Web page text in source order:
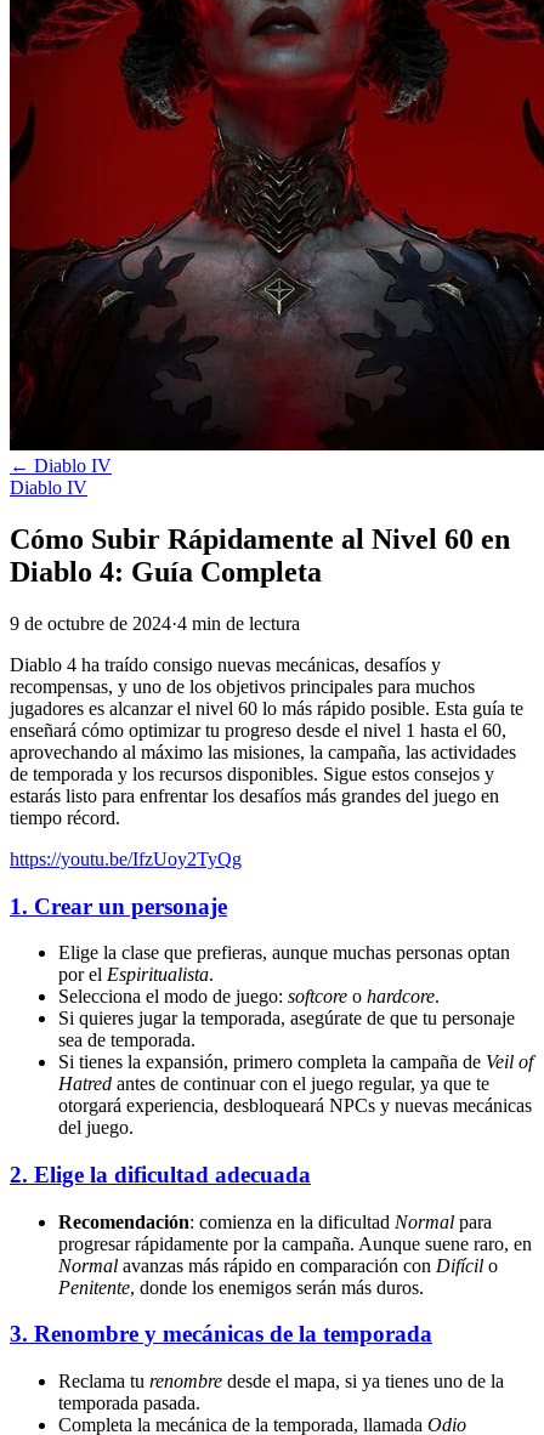
← Diablo IV
Diablo IV
Cómo Subir Rápidamente al Nivel 60 en
Diablo 4: Guía Completa
9 de octubre de 2024·4 min de lectura
Diablo 4 ha traído consigo nuevas mecánicas, desafíos y
recompensas, y uno de los objetivos principales para muchos
jugadores es alcanzar el nivel 60 lo más rápido posible. Esta guía te
enseñará cómo optimizar tu progreso desde el nivel 1 hasta el 60,
aprovechando al máximo las misiones, la campaña, las actividades
de temporada y los recursos disponibles. Sigue estos consejos y
estarás listo para enfrentar los desafíos más grandes del juego en
tiempo récord.
https://youtu.be/IfzUoy2TyQg
1. Crear un personaje
Elige la clase que prefieras, aunque muchas personas optan
por el Espiritualista.
Selecciona el modo de juego: softcore o hardcore.
Si quieres jugar la temporada, asegúrate de que tu personaje
sea de temporada.
Si tienes la expansión, primero completa la campaña de Veil of
Hatred antes de continuar con el juego regular, ya que te
otorgará experiencia, desbloqueará NPCs y nuevas mecánicas
del juego.
2. Elige la dificultad adecuada
Recomendación: comienza en la dificultad Normal para
progresar rápidamente por la campaña. Aunque suene raro, en
Normal avanzas más rápido en comparación con Difícil o
Penitente, donde los enemigos serán más duros.
3. Renombre y mecánicas de la temporada
Reclama tu renombre desde el mapa, si ya tienes uno de la
temporada pasada.
Completa la mecánica de la temporada, llamada Odio